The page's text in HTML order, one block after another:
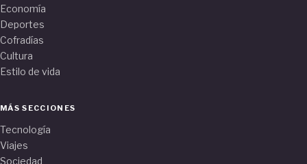
Economía
Deportes
Cofradías
Cultura
Estilo de vida
MÁS SECCIONES
Tecnología
Viajes
Sociedad